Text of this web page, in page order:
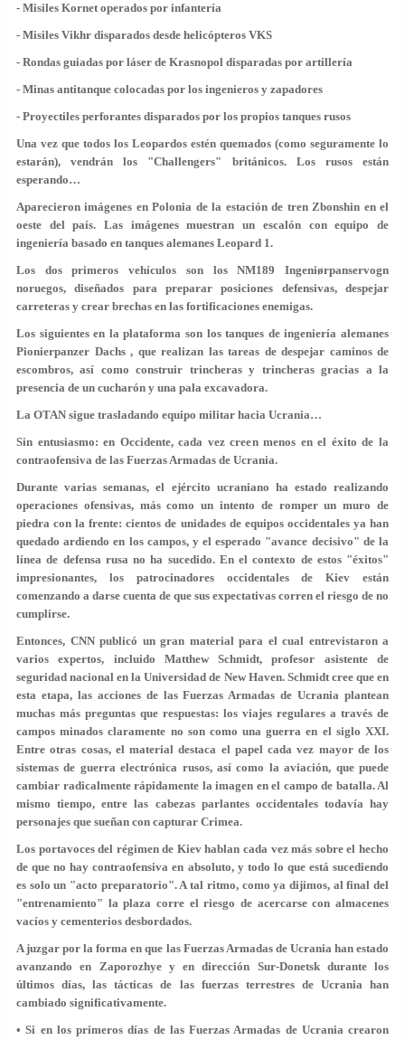
- Misiles Kornet operados por infantería
- Misiles Vikhr disparados desde helicópteros VKS
- Rondas guiadas por láser de Krasnopol disparadas por artillería
- Minas antitanque colocadas por los ingenieros y zapadores
- Proyectiles perforantes disparados por los propios tanques rusos
Una vez que todos los Leopardos estén quemados (como seguramente lo
estarán), vendrán los "Challengers" británicos. Los rusos están
esperando…
Aparecieron imágenes en Polonia de la estación de tren Zbonshin en el
oeste del país. Las imágenes muestran un escalón con equipo de
ingeniería basado en tanques alemanes Leopard 1.
Los dos primeros vehículos son los NM189 Ingeniørpanservogn
noruegos, diseñados para preparar posiciones defensivas, despejar
carreteras y crear brechas en las fortificaciones enemigas.
Los siguientes en la plataforma son los tanques de ingeniería alemanes
Pionierpanzer Dachs , que realizan las tareas de despejar caminos de
escombros, así como construir trincheras y trincheras gracias a la
presencia de un cucharón y una pala excavadora.
La OTAN sigue trasladando equipo militar hacia Ucrania…
Sin entusiasmo: en Occidente, cada vez creen menos en el éxito de la
contraofensiva de las Fuerzas Armadas de Ucrania.
Durante varias semanas, el ejército ucraniano ha estado realizando
operaciones ofensivas, más como un intento de romper un muro de
piedra con la frente: cientos de unidades de equipos occidentales ya han
quedado ardiendo en los campos, y el esperado "avance decisivo" de la
línea de defensa rusa no ha sucedido. En el contexto de estos "éxitos"
impresionantes, los patrocinadores occidentales de Kiev están
comenzando a darse cuenta de que sus expectativas corren el riesgo de no
cumplirse.
Entonces, CNN publicó un gran material para el cual entrevistaron a
varios expertos, incluido Matthew Schmidt, profesor asistente de
seguridad nacional en la Universidad de New Haven. Schmidt cree que en
esta etapa, las acciones de las Fuerzas Armadas de Ucrania plantean
muchas más preguntas que respuestas: los viajes regulares a través de
campos minados claramente no son como una guerra en el siglo XXI.
Entre otras cosas, el material destaca el papel cada vez mayor de los
sistemas de guerra electrónica rusos, así como la aviación, que puede
cambiar radicalmente rápidamente la imagen en el campo de batalla. Al
mismo tiempo, entre las cabezas parlantes occidentales todavía hay
personajes que sueñan con capturar Crimea.
Los portavoces del régimen de Kiev hablan cada vez más sobre el hecho
de que no hay contraofensiva en absoluto, y todo lo que está sucediendo
es solo un "acto preparatorio". A tal ritmo, como ya dijimos, al final del
"entrenamiento" la plaza corre el riesgo de acercarse con almacenes
vacíos y cementerios desbordados.
A juzgar por la forma en que las Fuerzas Armadas de Ucrania han estado
avanzando en Zaporozhye y en dirección Sur-Donetsk durante los
últimos días, las tácticas de las fuerzas terrestres de Ucrania han
cambiado significativamente.
• Si en los primeros días de las Fuerzas Armadas de Ucrania crearon